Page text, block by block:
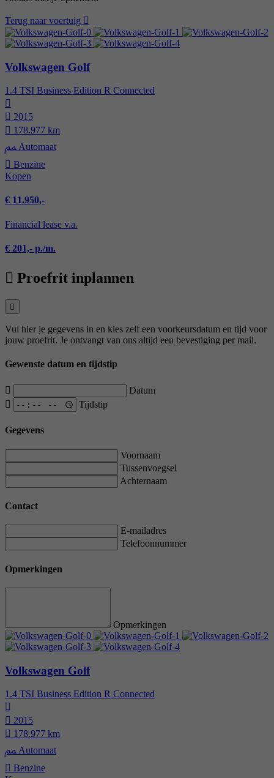
Terug naar voertuig
Volkswagen Golf
1.4 TSI Business Edition R Connected
2015
178.977 km
Automaat
Benzine
Kopen
€ 11.950,-
Financial lease v.a.
€ 201,- p./m.
Proefrit inplannen
Vul hier je gegevens in en kies zelf een voorkeursdatum en tijd voor
jouw proefrit. Je ontvangt van ons altijd een bevestiging per mail.
Gewenste datum en tijdstip
Datum
Tijdstip
Gegevens
Voornaam
Tussenvoegsel
Achternaam
Contact
E-mailadres
Telefoonnummer
Opmerkingen
Opmerkingen
Volkswagen Golf
1.4 TSI Business Edition R Connected
2015
178.977 km
Automaat
Benzine